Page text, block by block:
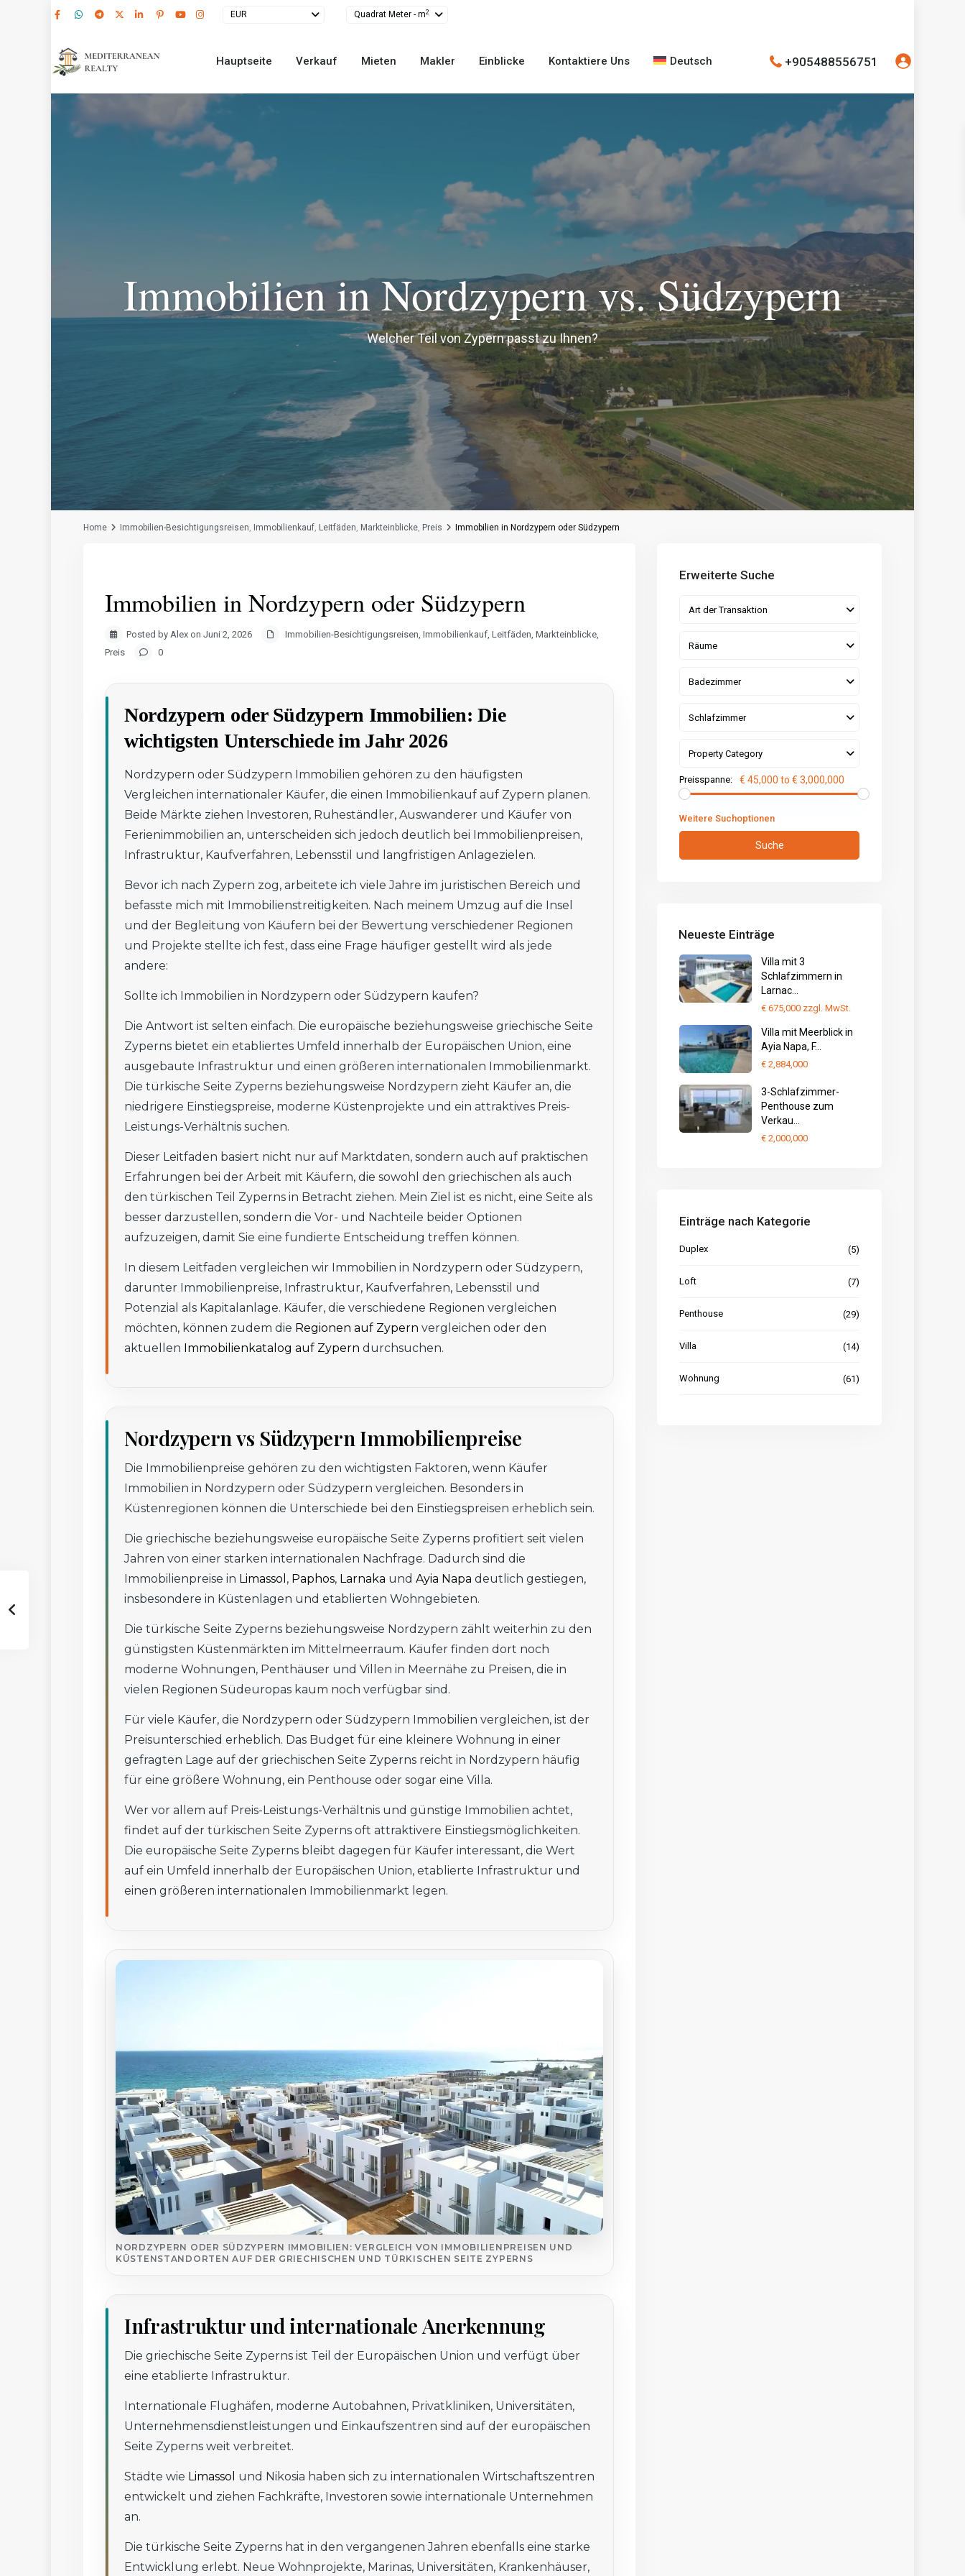
EUR Quadrat Meter - m2
Hauptseite Verkauf Mieten Makler Einblicke Kontaktiere Uns Deutsch +905488556751
Immobilien in Nordzypern vs. Südzypern
Welcher Teil von Zypern passt zu Ihnen?
Home Immobilien-Besichtigungsreisen, Immobilienkauf, Leitfäden, Markteinblicke, Preis Immobilien in Nordzypern oder Südzypern
Immobilien in Nordzypern oder Südzypern
Posted by Alex on Juni 2, 2026 Immobilien-Besichtigungsreisen, Immobilienkauf, Leitfäden, Markteinblicke,
Preis
0
Nordzypern oder Südzypern Immobilien: Die
wichtigsten Unterschiede im Jahr 2026
Nordzypern oder Südzypern Immobilien gehören zu den häufigsten
Vergleichen internationaler Käufer, die einen Immobilienkauf auf Zypern planen.
Beide Märkte ziehen Investoren, Ruheständler, Auswanderer und Käufer von
Ferienimmobilien an, unterscheiden sich jedoch deutlich bei Immobilienpreisen,
Infrastruktur, Kaufverfahren, Lebensstil und langfristigen Anlagezielen.
Bevor ich nach Zypern zog, arbeitete ich viele Jahre im juristischen Bereich und
befasste mich mit Immobilienstreitigkeiten. Nach meinem Umzug auf die Insel
und der Begleitung von Käufern bei der Bewertung verschiedener Regionen
und Projekte stellte ich fest, dass eine Frage häufiger gestellt wird als jede
andere:
Sollte ich Immobilien in Nordzypern oder Südzypern kaufen?
Die Antwort ist selten einfach. Die europäische beziehungsweise griechische Seite
Zyperns bietet ein etabliertes Umfeld innerhalb der Europäischen Union, eine
ausgebaute Infrastruktur und einen größeren internationalen Immobilienmarkt.
Die türkische Seite Zyperns beziehungsweise Nordzypern zieht Käufer an, die
niedrigere Einstiegspreise, moderne Küstenprojekte und ein attraktives Preis-
Leistungs-Verhältnis suchen.
Dieser Leitfaden basiert nicht nur auf Marktdaten, sondern auch auf praktischen
Erfahrungen bei der Arbeit mit Käufern, die sowohl den griechischen als auch
den türkischen Teil Zyperns in Betracht ziehen. Mein Ziel ist es nicht, eine Seite als
besser darzustellen, sondern die Vor- und Nachteile beider Optionen
aufzuzeigen, damit Sie eine fundierte Entscheidung treffen können.
In diesem Leitfaden vergleichen wir Immobilien in Nordzypern oder Südzypern,
darunter Immobilienpreise, Infrastruktur, Kaufverfahren, Lebensstil und
Potenzial als Kapitalanlage. Käufer, die verschiedene Regionen vergleichen
möchten, können zudem die Regionen auf Zypern vergleichen oder den
aktuellen Immobilienkatalog auf Zypern durchsuchen.
Nordzypern vs Südzypern Immobilienpreise
Die Immobilienpreise gehören zu den wichtigsten Faktoren, wenn Käufer
Immobilien in Nordzypern oder Südzypern vergleichen. Besonders in
Küstenregionen können die Unterschiede bei den Einstiegspreisen erheblich sein.
Die griechische beziehungsweise europäische Seite Zyperns profitiert seit vielen
Jahren von einer starken internationalen Nachfrage. Dadurch sind die
Immobilienpreise in Limassol , Paphos, Larnaka und Ayia Napa deutlich gestiegen,
insbesondere in Küstenlagen und etablierten Wohngebieten.
Die türkische Seite Zyperns beziehungsweise Nordzypern zählt weiterhin zu den
günstigsten Küstenmärkten im Mittelmeerraum. Käufer finden dort noch
moderne Wohnungen, Penthäuser und Villen in Meernähe zu Preisen, die in
vielen Regionen Südeuropas kaum noch verfügbar sind.
Für viele Käufer, die Nordzypern oder Südzypern Immobilien vergleichen, ist der
Preisunterschied erheblich. Das Budget für eine kleinere Wohnung in einer
gefragten Lage auf der griechischen Seite Zyperns reicht in Nordzypern häufig
für eine größere Wohnung, ein Penthouse oder sogar eine Villa.
Wer vor allem auf Preis-Leistungs-Verhältnis und günstige Immobilien achtet,
findet auf der türkischen Seite Zyperns oft attraktivere Einstiegsmöglichkeiten.
Die europäische Seite Zyperns bleibt dagegen für Käufer interessant, die Wert
auf ein Umfeld innerhalb der Europäischen Union, etablierte Infrastruktur und
einen größeren internationalen Immobilienmarkt legen.
NORDZYPERN ODER SÜDZYPERN IMMOBILIEN: VERGLEICH VON IMMOBILIENPREISEN UND
KÜSTENSTANDORTEN AUF DER GRIECHISCHEN UND TÜRKISCHEN SEITE ZYPERNS
Infrastruktur und internationale Anerkennung
Die griechische Seite Zyperns ist Teil der Europäischen Union und verfügt über
eine etablierte Infrastruktur.
Internationale Flughäfen, moderne Autobahnen, Privatkliniken, Universitäten,
Unternehmensdienstleistungen und Einkaufszentren sind auf der europäischen
Seite Zyperns weit verbreitet.
Städte wie Limassol und Nikosia haben sich zu internationalen Wirtschaftszentren
entwickelt und ziehen Fachkräfte, Investoren sowie internationale Unternehmen
an.
Die türkische Seite Zyperns hat in den vergangenen Jahren ebenfalls eine starke
Entwicklung erlebt. Neue Wohnprojekte, Marinas, Universitäten, Krankenhäuser,
Erweiterte Suche
Art der Transaktion
Räume
Badezimmer
Schlafzimmer
Property Category
Preisspanne: € 45,000 to € 3,000,000
Weitere Suchoptionen
Suche
Neueste Einträge
Villa mit 3
Schlafzimmern in
Larnac...
€ 675,000 zzgl. MwSt.
Villa mit Meerblick in
Ayia Napa, F...
€ 2,884,000
3-Schlafzimmer-
Penthouse zum
Verkau...
€ 2,000,000
Einträge nach Kategorie
Duplex (5)
Loft (7)
Penthouse (29)
Villa (14)
Wohnung (61)